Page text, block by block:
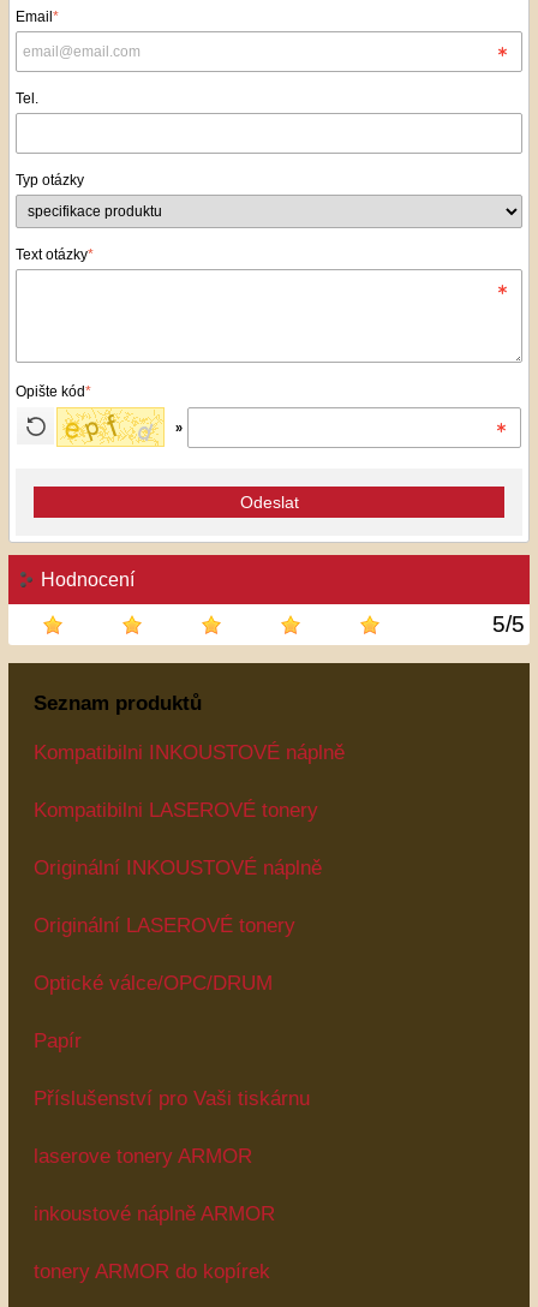
Hodnocení
5/5
Email *
Tel.
Typ otázky
Text otázky*
Opište kód*
»
Odeslat
Seznam produktů
Kompatibilni INKOUSTOVÉ náplně
Kompatibilni LASEROVÉ tonery
Originální INKOUSTOVÉ náplně
Originální LASEROVÉ tonery
Optické válce/OPC/DRUM
Papír
Příslušenství pro Vaši tiskárnu
laserove tonery ARMOR
inkoustové náplně ARMOR
tonery ARMOR do kopírek